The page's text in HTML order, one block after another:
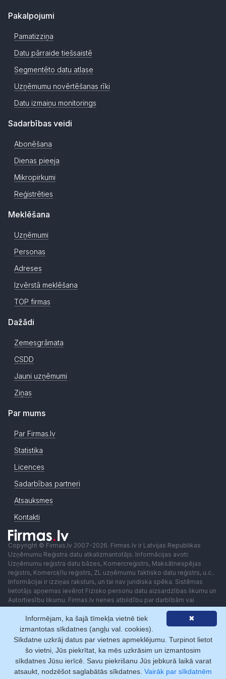
Pakalpojumi
Pamatizziņa
Datu pārraide tiešsaistē
Segmentēto datu atlase
Uzņēmumu novērtēšanas rīki
Datu izmaiņu monitorings
Sadarbības veidi
Abonēšana
Dienas pieeja
Mikropirkumi
Reģistrēties
Meklēšana
Uzņēmumi
Personas
Adreses
Izvērstā meklēšana
TOP firmas
Dažādi
Zemesgrāmata
CSDD
Jauni uzņēmumi
Ziņas
Par mums
Par Firmas.lv
Statistika
Licences
Sadarbības partneri
Atsauksmes
Kontakti
Copyright © Firmas.lv 2007-2026. Firmas.lv ir Latvijas Republikas
Uzņēmumu Reģistra datu atkalizmantotājs. Informācijas avoti:
Uzņēmumu reģistra datu bāzes, Komercreģistrs, Maksātnespējas
reģistrs, Komercķīlu reģistrs, ZL uzņēmumu faktisko datu reģistrs, u.c..
Informācijai ir izziņas raksturs, un tai nav juridiska spēka. Sistēmas
lietotājs apņemas ievērot Fizisko personu datu aizsardzības likumu un
Autortiesību likumu. Firmas.lv nenes atbildību par darbībām vai
lēmumiem, kas balstīti uz saņemto pakalpojumu. Lietotājam aizliegts
izmantot jebkādas automatizētas sistēmas vai iekārtas (robotus)
piekļuvei sistēmai bez rakstiskas saskaņošanas ar Firmas.lv. Galvenā
redaktore: Ingūna Pempere.
Lietošanas noteikumi
Privātuma politika Norēķini ar
✖
Informējam, ka šajā tīmekļa vietnē tiek
izmantotas sīkdatnes (angļu val. cookies).
Sīkdatne uzkrāj datus par vietnes apmeklējumu. Turpinot lietot
šo vietni, Jūs piekrītat, ka mēs uzkrāsim un izmantosim
sīkdatnes Jūsu ierīcē. Savu piekrišanu Jūs jebkurā laikā varat
atsaukt, nodzēšot saglabātās sīkdatnes. Vairāk par sīkdatnēm